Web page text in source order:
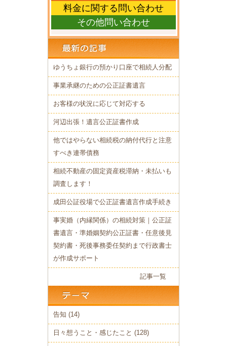
料金に関する問い合わせ
その他問い合わせ
ゆうちょ銀行の預かり口座で相続人分配
事業承継のための公正証書遺言
お客様の状況に応じて対応する
河辺出張！遺言公正証書作成
他ではやらない相続税の納付代行と注意
すべき連帯債務
相続不動産の固定資産税滞納・未払いも
調査します！
成田公証役場で公正証書遺言作成手続き
事実婚（内縁関係）の相続対策｜公正証
書遺言・準婚姻契約公正証書・任意後見
契約書・死後事務委任契約まで行政書士
が作成サポート
記事一覧
告知 (14)
日々想うこと・感じたこと (128)